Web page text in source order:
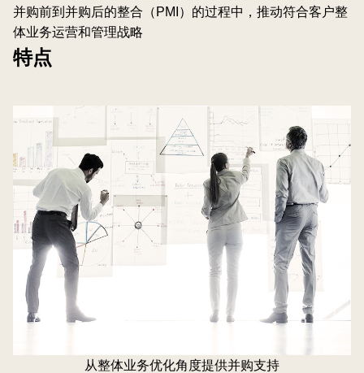
并购前到并购后的整合（PMI）的过程中，推动符合客户整
体业务运营和管理战略
特点
从整体业务优化角度提供并购支持